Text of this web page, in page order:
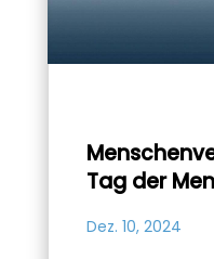
Tag der
Dez. 10, 2024